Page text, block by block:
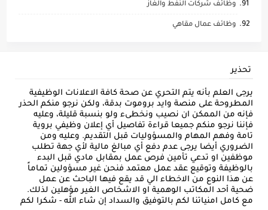
وظائف شركات النفط والغاز
وظائف عمال مقاهي
تحذير
يرجى العلم بأنه يتم التحري عن صحة كافة الاعلانات الوظيفية
المطروحة على منصة وايد بروموت بدقة، ولكن نرجو منكم الحذر
فإنه من الممكن ان نصيب ونخطىء ولو بنسبة قليلة، وعليه
فإننا نرجو منكم جميعا قراءة تفاصيل أي إعلان وظيفي بروية
تامة وفهم المهام والمسؤوليات قبل التقديم. وعليه ومن
الضروري أيضا يرجى عدم دفع أي مبالغ مالية لأي جهة تطلب
موظفين او تدعي تأمين فرص عمل بمقابل مادي قبل البدء
بالوظيفة وتوقيع عقد عمل معتمد فنحن غير مسؤولين تماماً
عن هذا النوع من الاخطاء الي قد يقع فيها الباحث عن عمل
ضحية أحد المكاتب الوهمية او الاشخاص الغير مؤهلين لذلك.
مع كامل امنياتنا لكم بالتوفيق والسداد إن شاء الله - شكرا لكم